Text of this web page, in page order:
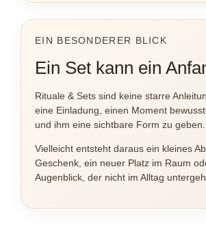
EIN BESONDERER BLICK
Ein Set kann ein
Rituale & Sets sind keine starre
eine Einladung, einen Moment
und ihm eine sichtbare Form zu geben.
Vielleicht entsteht daraus ein kleines
Geschenk, ein neuer Platz im Raum
Augenblick, der nicht im Alltag